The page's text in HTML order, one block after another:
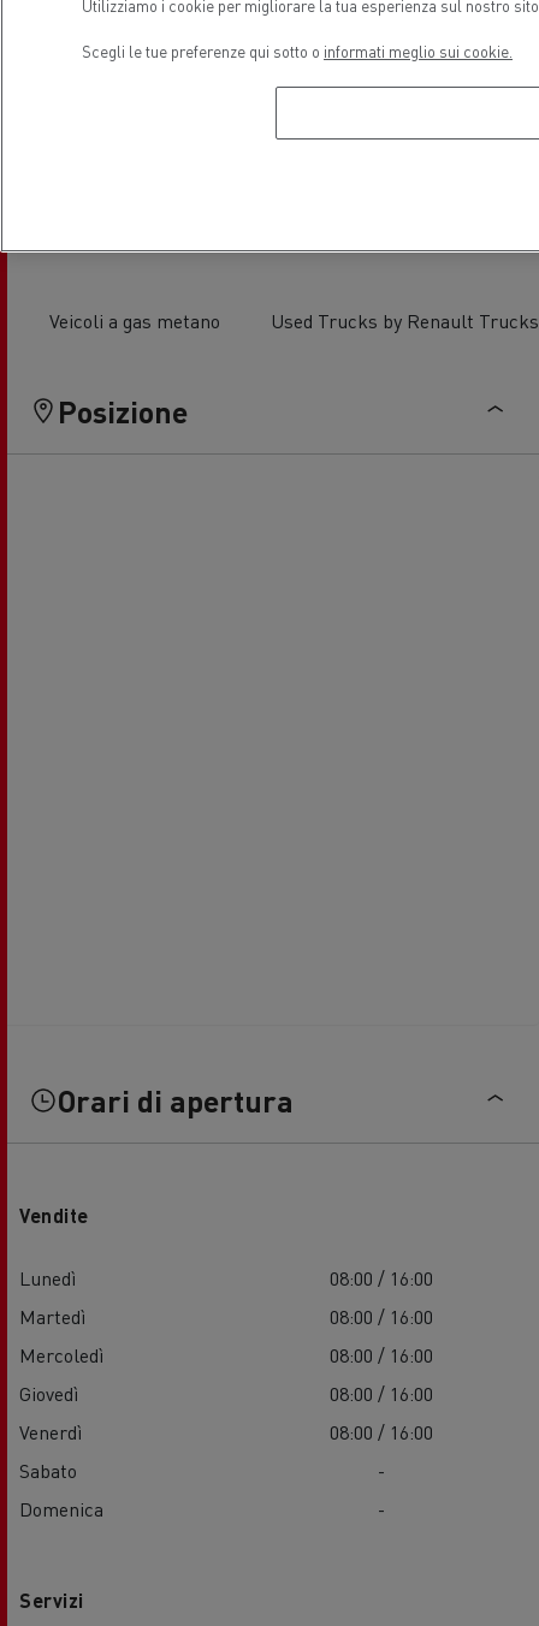
Commerciali Leggeri
Veicoli a gas metano Used Trucks by Renault Trucks
Posizione
Orari di apertura
Vendite
Lunedì
08:00 / 16:00
Martedì
08:00 / 16:00
Mercoledì
08:00 / 16:00
Giovedì
08:00 / 16:00
Venerdì
08:00 / 16:00
Sabato
-
Domenica
-
Servizi
Utilizziamo i cookie per migliorare la tua esperienza sul nostro
Scegli le tue preferenze qui sotto o informati meglio sui cookie.